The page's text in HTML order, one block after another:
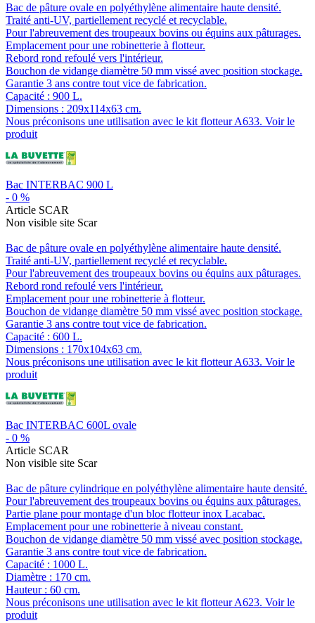
Bac de pâture ovale en polyéthylène alimentaire haute densité.
Traité anti-UV, partiellement recyclé et recyclable.
Pour l'abreuvement des troupeaux bovins ou équins aux pâturages.
Emplacement pour une robinetterie à flotteur.
Rebord rond refoulé vers l'intérieur.
Bouchon de vidange diamètre 50 mm vissé avec position stockage.
Garantie 3 ans contre tout vice de fabrication.
Capacité : 900 L.
Dimensions : 209x114x63 cm.
Nous préconisons une utilisation avec le kit flotteur A633. Voir le
produit
Bac INTERBAC 900 L
- 0 %
Article SCAR
Non visible site Scar
Bac de pâture ovale en polyéthylène alimentaire haute densité.
Traité anti-UV, partiellement recyclé et recyclable.
Pour l'abreuvement des troupeaux bovins ou équins aux pâturages.
Rebord rond refoulé vers l'intérieur.
Emplacement pour une robinetterie à flotteur.
Bouchon de vidange diamètre 50 mm vissé avec position stockage.
Garantie 3 ans contre tout vice de fabrication.
Capacité : 600 L.
Dimensions : 170x104x63 cm.
Nous préconisons une utilisation avec le kit flotteur A633. Voir le
produit
Bac INTERBAC 600L ovale
- 0 %
Article SCAR
Non visible site Scar
Bac de pâture cylindrique en polyéthylène alimentaire haute densité.
Pour l'abreuvement des troupeaux bovins ou équins aux pâturages.
Partie plane pour montage d'un bloc flotteur inox Lacabac.
Emplacement pour une robinetterie à niveau constant.
Bouchon de vidange diamètre 50 mm vissé avec position stockage.
Garantie 3 ans contre tout vice de fabrication.
Capacité : 1000 L.
Diamètre : 170 cm.
Hauteur : 60 cm.
Nous préconisons une utilisation avec le kit flotteur A623. Voir le
produit